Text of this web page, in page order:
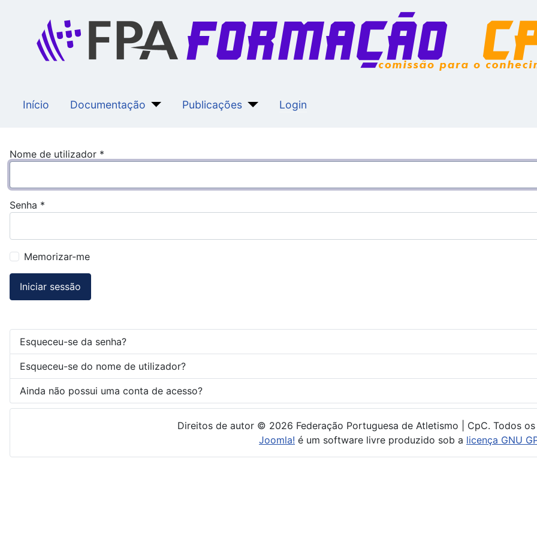
Início Documentação Publicações Login
Nome de utilizador *
Senha *
Memorizar-me
Iniciar sessão
Esqueceu-se da senha?
Esqueceu-se do nome de utilizador?
Ainda não possui uma conta de acesso?
Direitos de autor © 2026 Federação Portuguesa de Atletismo | CpC. Todos
Joomla! é um software livre produzido sob a licença GNU